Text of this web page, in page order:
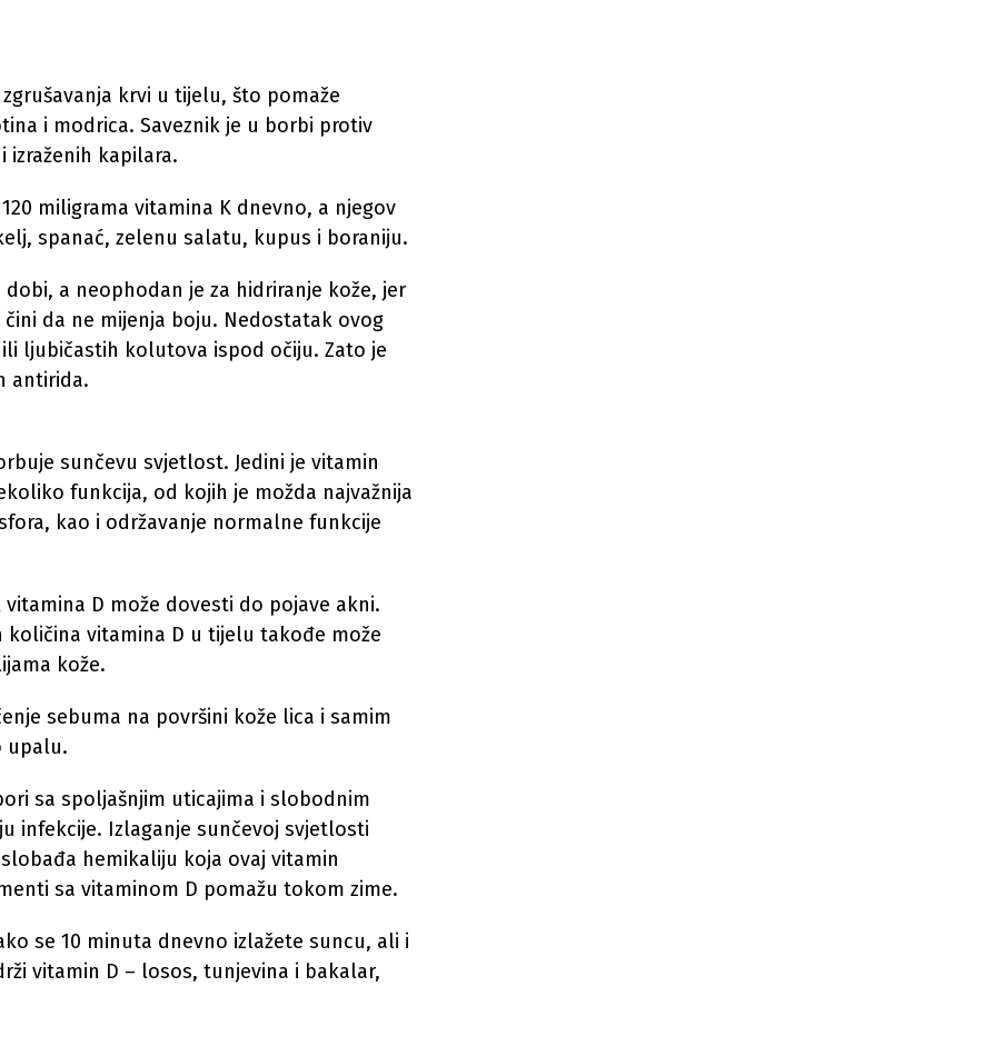
krvi u tijelu, što pomaže
i modrica. Saveznik je u borbi protiv
izraženih kapilara.
miligrama vitamina K dnevno, a njegov
spanać, zelenu salatu, kupus i boraniju.
a neophodan je za hidriranje kože, jer
da ne mijenja boju. Nedostatak ovog
ljubičastih kolutova ispod očiju. Zato je
antirida.
sunčevu svjetlost. Jedini je vitamin
funkcija, od kojih je možda najvažnija
kao i održavanje normalne funkcije
D može dovesti do pojave akni.
vitamina D u tijelu takođe može
kože.
sebuma na površini kože lica i samim
upalu.
sa spoljašnjim uticajima i slobodnim
infekcije. Izlaganje sunčevoj svjetlosti
hemikaliju koja ovaj vitamin
sa vitaminom D pomažu tokom zime.
se 10 minuta dnevno izlažete suncu, ali i
vitamin D – losos, tunjevina i bakalar,